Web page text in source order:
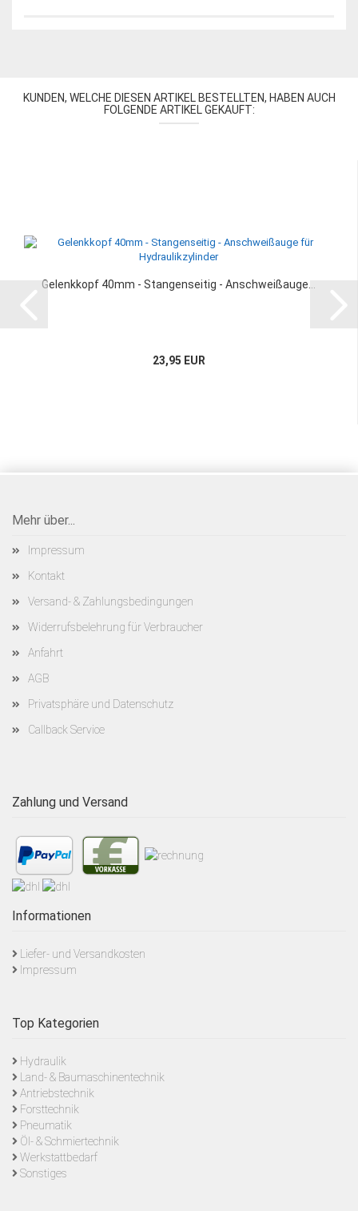
KUNDEN, WELCHE DIESEN ARTIKEL BESTELLTEN, HABEN AUCH
FOLGENDE ARTIKEL GEKAUFT:
Gelenkkopf 40mm - Stangenseitig - Anschweißauge...
23,95 EUR
Mehr über...
Impressum
Kontakt
Versand- & Zahlungsbedingungen
Widerrufsbelehrung für Verbraucher
Anfahrt
AGB
Privatsphäre und Datenschutz
Callback Service
Zahlung und Versand
Informationen
Liefer- und Versandkosten
Impressum
Top Kategorien
Hydraulik
Land- & Baumaschinentechnik
Antriebstechnik
Forsttechnik
Pneumatik
Öl- & Schmiertechnik
Werkstattbedarf
Sonstiges